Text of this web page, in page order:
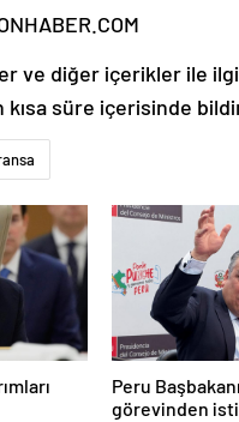
ve diğer içerikler ile
süre içerisinde
Peru
görevinden